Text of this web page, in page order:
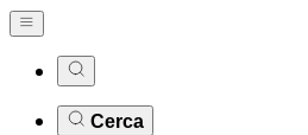
Cerca